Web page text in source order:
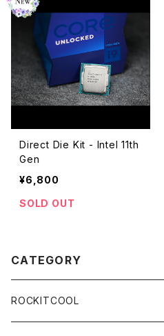
Direct Die Kit - Intel 11th
Gen
¥6,800
SOLD OUT
CATEGORY
ROCKITCOOL